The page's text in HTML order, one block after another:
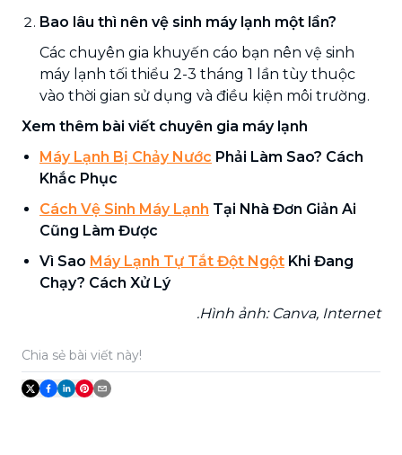
Bao lâu thì nên vệ sinh máy lạnh một lần?
Các chuyên gia khuyến cáo bạn nên vệ sinh
máy lạnh tối thiểu 2-3 tháng 1 lần tùy thuộc
vào thời gian sử dụng và điều kiện môi trường.
Xem thêm bài viết chuyên gia máy lạnh
Máy Lạnh Bị Chảy Nước Phải Làm Sao? Cách
Khắc Phục
Cách Vệ Sinh Máy Lạnh Tại Nhà Đơn Giản Ai
Cũng Làm Được
Vì Sao Máy Lạnh Tự Tắt Đột Ngột Khi Đang
Chạy? Cách Xử Lý
.Hình ảnh: Canva, Internet
Chia sẻ bài viết này!